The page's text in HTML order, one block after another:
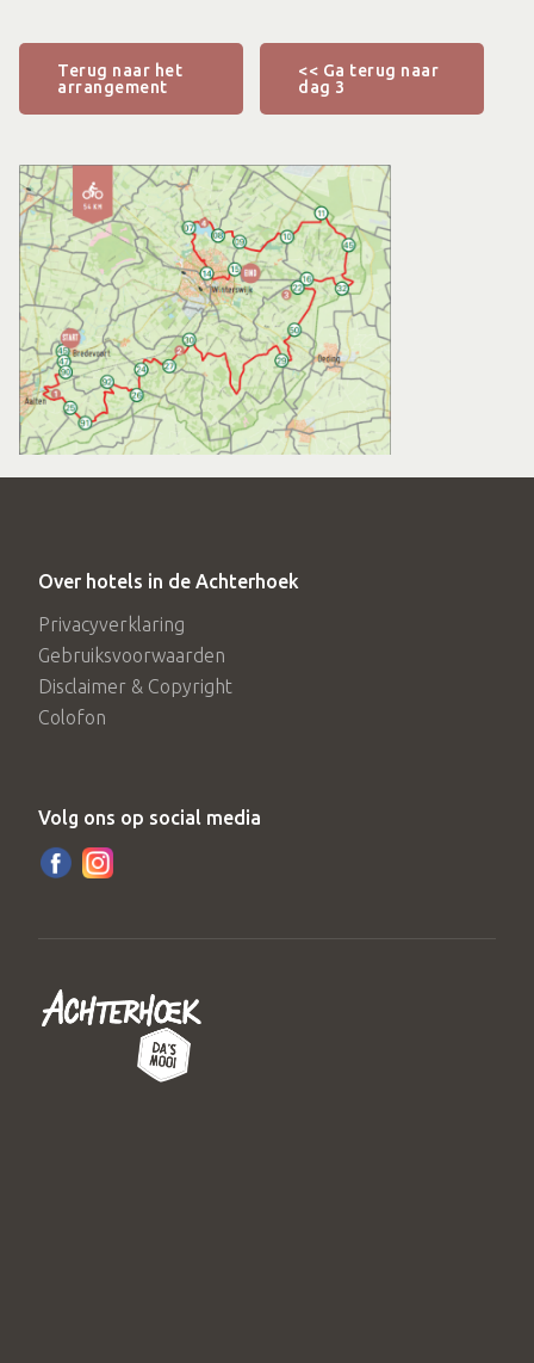
Terug naar het
arrangement
<< Ga terug naar
dag 3
Over hotels in de Achterhoek
Privacyverklaring
Gebruiksvoorwaarden
Disclaimer & Copyright
Colofon
Volg ons op social media